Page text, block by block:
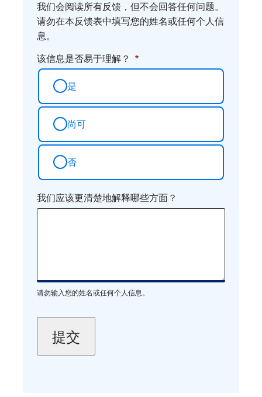
我们会阅读所有反馈，但不会回答任何问题。
请勿在本反馈表中填写您的姓名或任何个人信
息。
该信息是否易于理解？
是
尚可
否
我们应该更清楚地解释哪些方面？
请勿输入您的姓名或任何个人信息。